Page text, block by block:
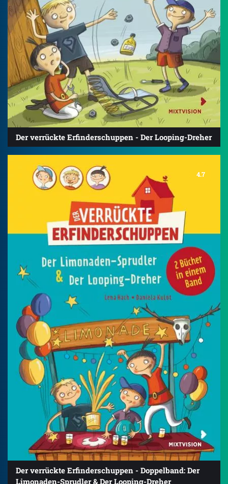
Der verrückte Erfinderschuppen - Der Looping-Dreher
4.7
Der verrückte Erfinderschuppen - Doppelband: Der
Limonaden-Sprudler & Der Looping-Dreher